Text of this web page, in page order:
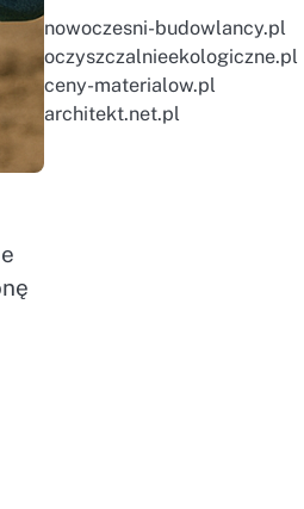
nowoczesni-budowlancy.pl
oczyszczalnieekologiczne.pl
ceny-materialow.pl
architekt.net.pl